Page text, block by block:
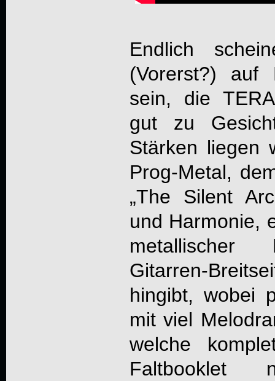
Endlich
(Vorerst?)
sein, die
gut zu
Stärken liegen
Prog-Metal,
„The Silent
und Harmonie,
metallischer
Gitarren-
hingibt, wobei
mit viel
welche
Faltbooklet